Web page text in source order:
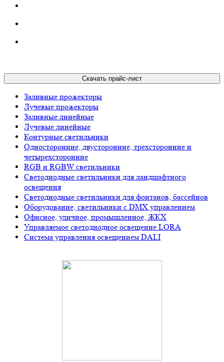
Скачать прайс-лист
Заливные прожекторы
Лучевые прожекторы
Заливные линейные
Лучевые линейные
Контурные светильники
Односторонние, двусторонние, трехсторонние и
четырехсторонние
RGB и RGBW светильники
Светодиодные светильники для ландшафтного
освещения
Светодиодные светильники для фонтанов, бассейнов
Оборудование, светильники с DMX управлением
Офисное, уличное, промышленное, ЖКХ
Управляемое светодиодное освещение LORA
Система управления освещением DALI